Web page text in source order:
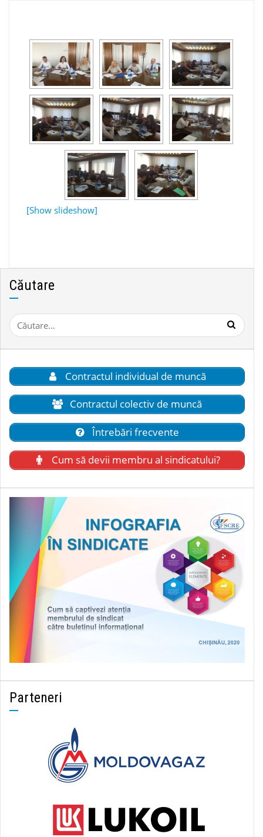
[Show slideshow]
Căutare
Caută
după:
Contractul individual de muncă
Contractul colectiv de muncă
Întrebări frecvente
Cum să devii membru al sindicatului?
Parteneri